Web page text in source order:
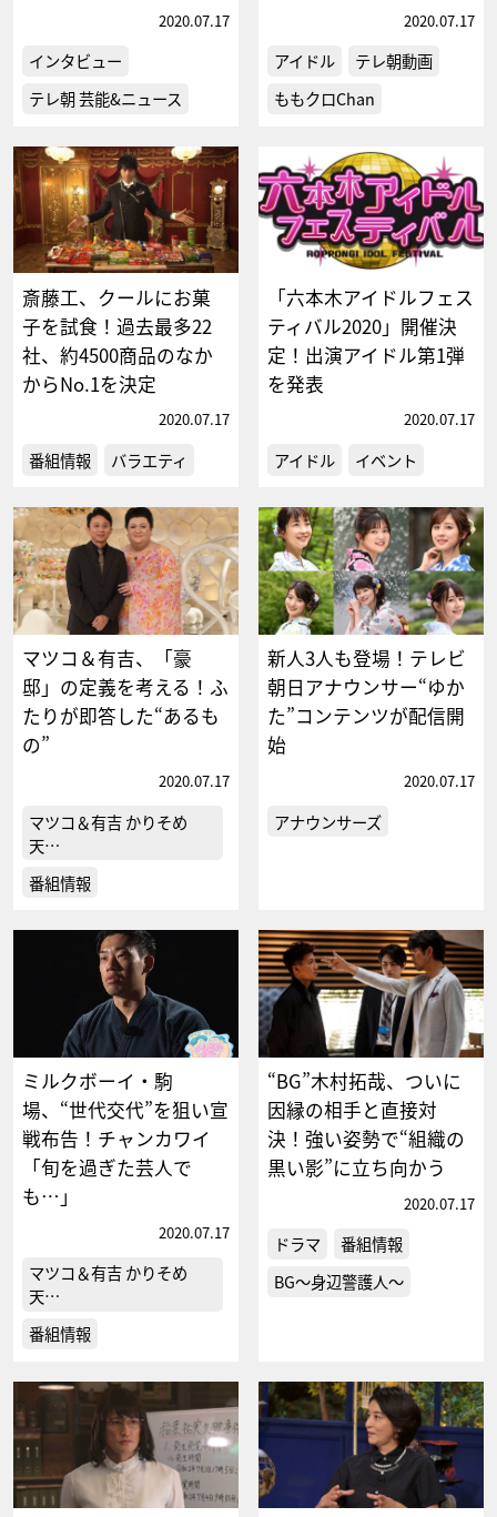
2020.07.17
インタビュー
テレ朝 芸能&ニュース
2020.07.17
アイドル
テレ朝動画
ももクロChan
斎藤工、クールにお菓
子を試食！過去最多22
社、約4500商品のなか
からNo.1を決定
2020.07.17
番組情報 バラエティ
「六本木アイドルフェス
ティバル2020」開催決
定！出演アイドル第1弾
を発表
2020.07.17
アイドル イベント
マツコ＆有吉、「豪
邸」の定義を考える！ふ
たりが即答した“あるも
の”
2020.07.17
マツコ＆有吉 かりそめ
天…
番組情報
新人3人も登場！テレビ
朝日アナウンサー“ゆか
た”コンテンツが配信開
始
2020.07.17
アナウンサーズ
ミルクボーイ・駒
場、“世代交代”を狙い宣
戦布告！チャンカワイ
「旬を過ぎた芸人で
も…」
2020.07.17
マツコ＆有吉 かりそめ
天…
番組情報
“BG”木村拓哉、ついに
因縁の相手と直接対
決！強い姿勢で“組織の
黒い影”に立ち向かう
2020.07.17
ドラマ
番組情報
BG～身辺警護人～